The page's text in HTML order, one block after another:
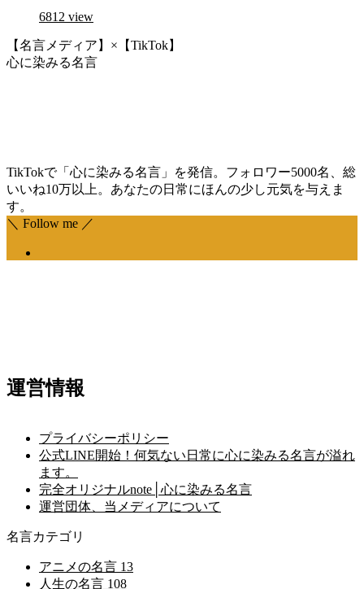
6812 view
【名言メディア】×【TikTok】
心に染みる名言
TikTokで「心に染みる名言」を発信。フォロワー5000名、総
いいね10万以上。あなたの日常にほんの少し元気を与えま
す。
＼ Follow me ／
運営情報
プライバシーポリシー
公式LINE開始！何気ない日常に心に染みる名言が溢れ
ます。
完全オリジナルnote│心に染みる名言
運営団体、当メディアについて
名言カテゴリ
アニメの名言 13
人生の名言 108